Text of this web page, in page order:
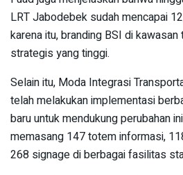
LRT Jabodebek sudah mencapai
karena itu, branding BSI di
strategis yang tinggi.
Selain itu, Moda Integrasi
telah melakukan implementasi
baru untuk mendukung perubahan
memasang 147 totem informasi,
268 signage di berbagai fasilitas